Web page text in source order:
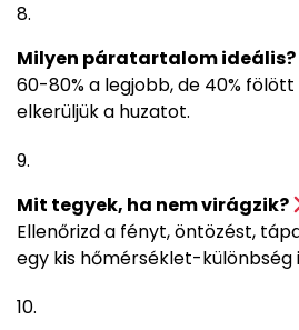
Milyen páratartalom ideális?
60-80% a legjobb, de 40%
elkerüljük a huzatot.
Mit tegyek, ha nem virágzik?
Ellenőrizd a fényt, öntözést,
egy kis hőmérséklet-különbség